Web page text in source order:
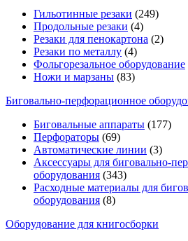
Гильотинные резаки (249)
Продольные резаки (4)
Резаки для пенокартона (2)
Резаки по металлу (4)
Фольгорезальное оборудование
Ножи и марзаны (83)
Биговально-перфорационное
Биговальные аппараты (177)
Перфораторы (69)
Автоматические линии (3)
Аксессуары для биговально-
оборудования (343)
Расходные материалы для
оборудования (8)
Оборудование для книгосборки